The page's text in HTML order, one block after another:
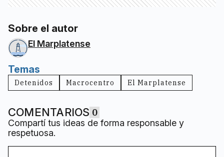
Sobre el autor
El Marplatense
Temas
Detenidos Macrocentro El Marplatense
COMENTARIOS 0
Compartí tus ideas de forma responsable y
respetuosa.